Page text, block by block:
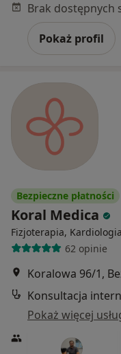
Pokaż profil
Bezpieczne płatności
Koral Medica
Fizjoterapia,
62 opinie
Koralowa 96/1,
Konsultacja
Pokaż więcej